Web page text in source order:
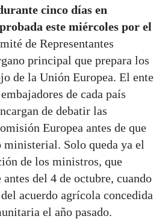
cinco días en
este miércoles por el
de Representantes
principal que prepara los
de la Unión Europea. El ente
de cada país
de debatir las
Europea antes de que
ministerial. Solo queda ya el
de los ministros, que
del 4 de octubre, cuando
acuerdo agrícola concedida
el año pasado.